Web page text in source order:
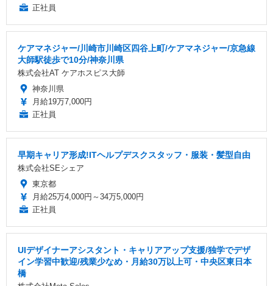
正社員
ケアマネジャー/川崎市川崎区四谷上町/ケアマネジャー/京急線
大師駅徒歩で10分/神奈川県
株式会社AT ケアホスピス大師
神奈川県
月給19万7,000円
正社員
早期キャリア形成!ITヘルプデスクスタッフ・服装・髪型自由
株式会社SEシェア
東京都
月給25万4,000円～34万5,000円
正社員
UIデザイナーアシスタント・キャリアアップ支援/独学でデザ
イン学習中歓迎/残業少なめ・月給30万以上可・中央区東日本
橋